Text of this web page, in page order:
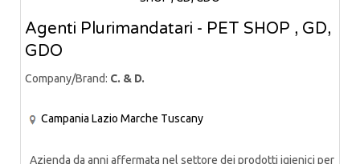
Agenti Plurimandatari - PET SHOP , GD,
GDO
Company/Brand: C. & D.
Campania Lazio Marche Tuscany
Azienda da anni affermata nel settore dei prodotti igienici per